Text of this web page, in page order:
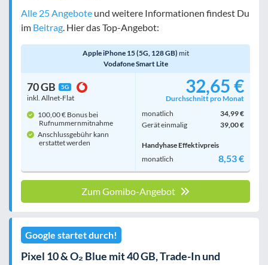
Alle 25 Angebote und weitere Informationen findest Du
im Beitrag. Hier das Top-Angebot:
Apple iPhone 15 (5G, 128 GB) mit
Vodafone Smart Lite
70 GB 5G
inkl. Allnet-Flat
100,00 € Bonus bei
Rufnummern­mitnahme
Anschlussgebühr kann
erstattet werden
32,65 €
Durchschnitt pro Monat
monatlich
34,99 €
Gerät einmalig
39,00 €
Handyhase Effektivpreis
monatlich
8,53 €
Zum Gomibo-Angebot
Google startet durch!
Pixel 10 & O₂ Blue mit 40 GB, Trade-In und